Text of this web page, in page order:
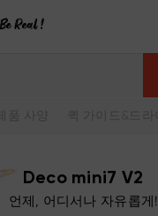
제품 사양
Deco mini7 V2
언제, 어디서나 자유롭게!